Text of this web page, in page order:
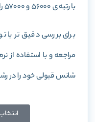
با رتبه ی 56000 و 57000 را با هم بررسی می کنیم.
برای بررسی دقیق تر با
مراجعه و با استفاده از
شانس قبولی خود را در